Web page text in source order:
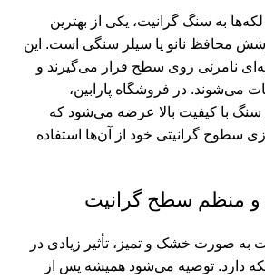
به سنگ گرانیت، یکی از بهترین
محافظ نانو یا سیلر سنگی است. این
نامرئی روی سطح قرار می‌گیرند و
می‌شوند. در فروشگاه پارابین،
با کیفیت بالا عرضه می‌شود که
سطوح گرانیتی خود از آن‌ها استفاده
منظم سطح گرانیت
به صورت خشک و تمیز، تأثیر زیادی در
دارد. توصیه می‌شود همیشه پس از